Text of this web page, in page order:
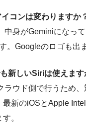
コンは変わりますか
中身がGeminiになっ
。Googleのロゴも出
新しいSiriは使えます
ラウド側で行うため、
最新のiOSとApple
。